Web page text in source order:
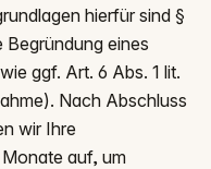
hierfür sind §
Begründung eines
ggf. Art. 6 Abs. 1 lit.
Nach Abschluss
wir Ihre
auf, um